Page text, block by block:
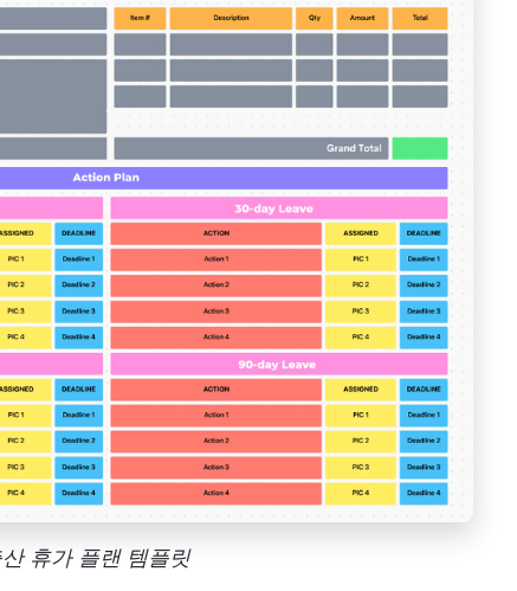
휴가 플랜 템플릿